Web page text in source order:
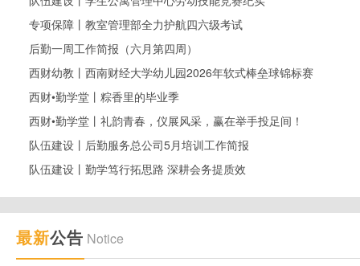
专项保障丨教室管理部全力护航四六级考试
后勤一周工作简报（六月第四周）
西财幼教丨西南财经大学幼儿园2026年软式棒垒球锦标赛
西财•勤学堂丨粽香里的毕业季
西财•勤学堂丨礼韵青春，仪展风采，赢在举手投足间！
队伍建设丨后勤服务总公司5月培训工作简报
队伍建设丨勤学笃行拓思路 深耕会务提质效
最新公告 Notice